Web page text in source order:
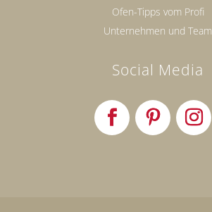
Ofen-Tipps vom Profi
Unternehmen und Team
Social Media